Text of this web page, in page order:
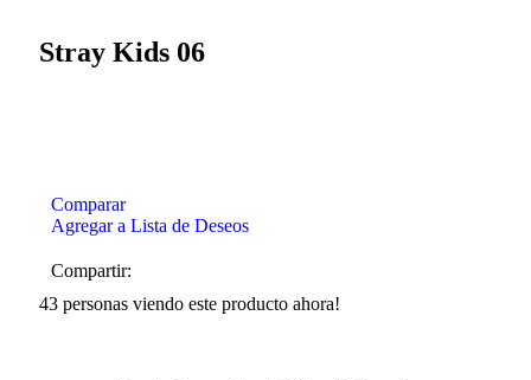
Stray Kids 06
Comparar
Agregar a Lista de Deseos
Compartir:
43 personas viendo este producto ahora!